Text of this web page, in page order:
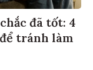
đã tốt: 4
tránh làm